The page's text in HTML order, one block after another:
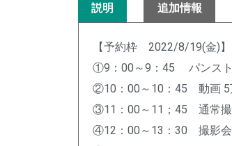
説明 追加情報
【予約枠 2022/8/19(金)】
①9：00～9：45 パンスト
②10：00～10：45 動画 5
③11：00～11；45 通常撮
④12：00～13：30 撮影会